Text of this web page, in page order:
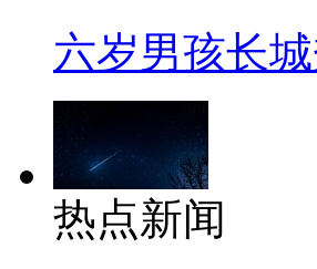
六岁男孩长
热点新闻